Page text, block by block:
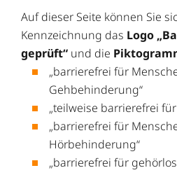
Auf dieser Seite können Sie
Kennzeichnung das Logo
geprüft“ und die
„barrierefrei für
Gehbehinderung“
„teilweise barrierefrei
„barrierefrei für
Hörbehinderung“
„barrierefrei für